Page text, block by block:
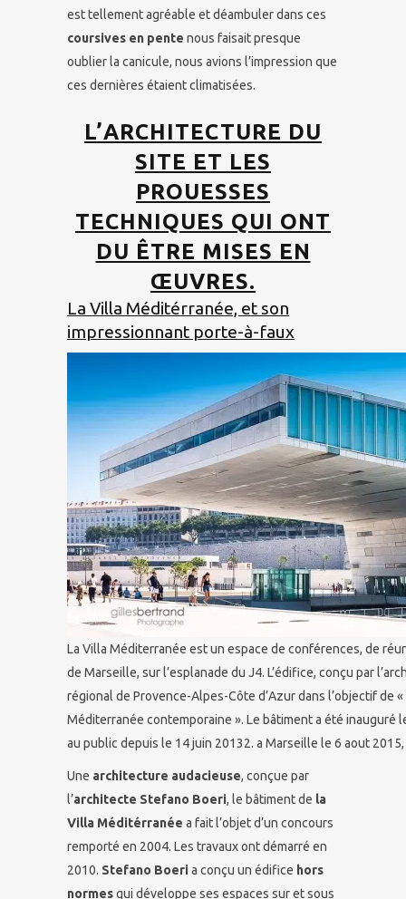
est tellement agréable et déambuler dans ces
coursives en pente nous faisait presque
oublier la canicule, nous avions l’impression que
ces dernières étaient climatisées.
L’ARCHITECTURE DU
SITE ET LES
PROUESSES
TECHNIQUES QUI ONT
DU ÊTRE MISES EN
ŒUVRES.
La Villa Méditérranée, et son
impressionnant porte-à-faux
La Villa Méditerranée est un espace de conférences, de
de Marseille, sur l’esplanade du J4. L’édifice, conçu par
régional de Provence-Alpes-Côte d’Azur dans l’objectif de
Méditerranée contemporaine ». Le bâtiment a été inauguré
au public depuis le 14 juin 20132. a Marseille le 6 aout 2015,
Une architecture audacieuse, conçue par
l’architecte Stefano Boeri, le bâtiment de la
Villa Méditérranée a fait l’objet d’un concours
remporté en 2004. Les travaux ont démarré en
2010. Stefano Boeri a conçu un édifice hors
normesqui développe ses espaces sur et sous